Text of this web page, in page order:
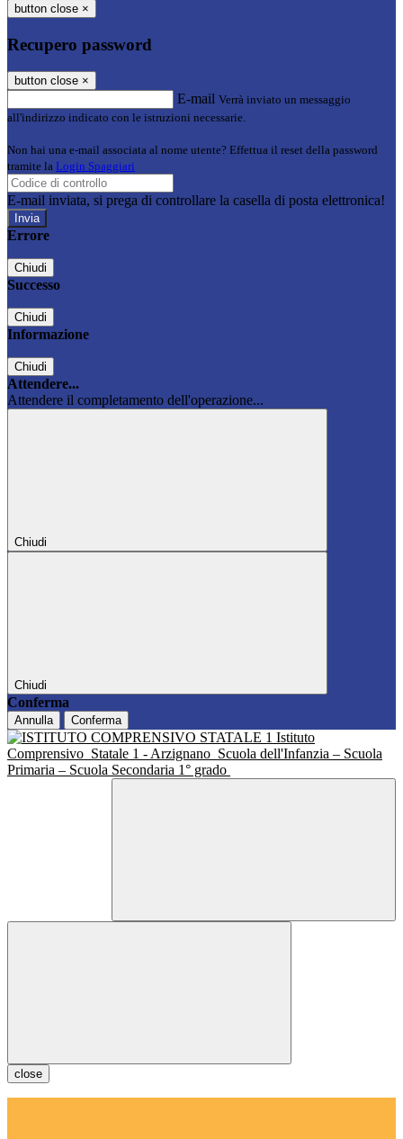
button close ×
Recupero password
button close ×
E-mail Verrà inviato un messaggio
all'indirizzo indicato con le istruzioni necessarie.
Non hai una e-mail associata al nome utente? Effettua il reset della password
tramite la Login Spaggiari
E-mail inviata, si prega di controllare la casella di posta elettronica!
Errore
Chiudi
Successo
Chiudi
Informazione
Chiudi
Attendere...
Attendere il completamento dell'operazione...
Chiudi
Chiudi
Conferma
Annulla Conferma
Istituto
Comprensivo Statale 1 - Arzignano Scuola dell'Infanzia – Scuola
Primaria – Scuola Secondaria 1° grado
close